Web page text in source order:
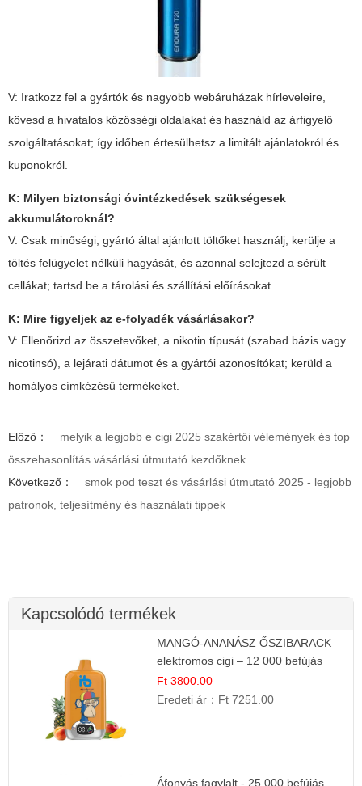
V: Iratkozz fel a gyártók és nagyobb webáruházak hírleveleire,
kövesd a hivatalos közösségi oldalakat és használd az árfigyelő
szolgáltatásokat; így időben értesülhetsz a limitált ajánlatokról és
kuponokról.
K: Milyen biztonsági óvintézkedések szükségesek
akkumulátoroknál?
V: Csak minőségi, gyártó által ajánlott töltőket használj, kerülje a
töltés felügyelet nélküli hagyását, és azonnal selejtezd a sérült
cellákat; tartsd be a tárolási és szállítási előírásokat.
K: Mire figyeljek az e-folyadék vásárlásakor?
V: Ellenőrizd az összetevőket, a nikotin típusát (szabad bázis vagy
nicotinsó), a lejárati dátumot és a gyártói azonosítókat; kerüld a
homályos címkézésű termékeket.
Előző：
melyik a legjobb e cigi 2025 szakértői vélemények és top
összehasonlítás vásárlási útmutató kezdőknek
Következő：
smok pod teszt és vásárlási útmutató 2025 - legjobb
patronok, teljesítmény és használati tippek
Kapcsolódó termékek
MANGÓ-ANANÁSZ ŐSZIBARACK
elektromos cigi – 12 000 befújás
Ft 3800.00
Eredeti ár： Ft 7251.00
Áfonyás fagylalt - 25 000 befújás